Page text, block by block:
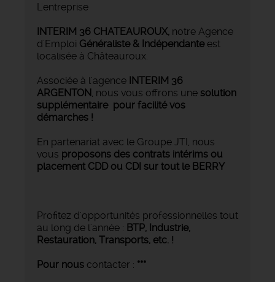
L'entreprise
INTERIM 36 CHATEAUROUX, notre Agence
d'Emploi Généraliste & Indépendante est
localisée à Châteauroux.
Associée à l'agence INTERIM 36
ARGENTON, nous vous offrons une solution
supplémentaire pour facilité vos
démarches !
En partenariat avec le Groupe JTI, nous
vous proposons des contrats intérims ou
placement CDD ou CDI sur tout le BERRY
Profitez d'opportunités professionnelles tout
au long de l'année : BTP, Industrie,
Restauration, Transports, etc. !
Pour nous contacter : ***